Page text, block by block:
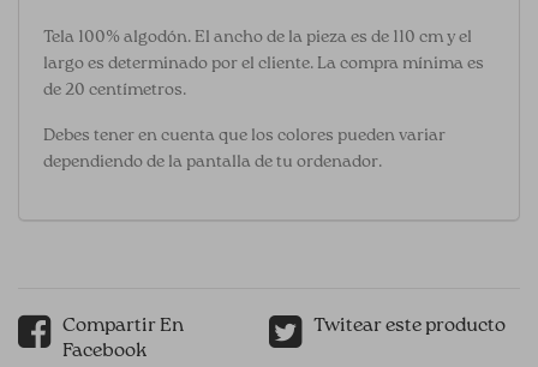
Tela 100% algodón. El ancho de la pieza es de 110 cm y el
largo es determinado por el cliente. La compra mínima es
de 20 centímetros.
Debes tener en cuenta que los colores pueden variar
dependiendo de la pantalla de tu ordenador.
Compartir En
Facebook
Twitear este producto